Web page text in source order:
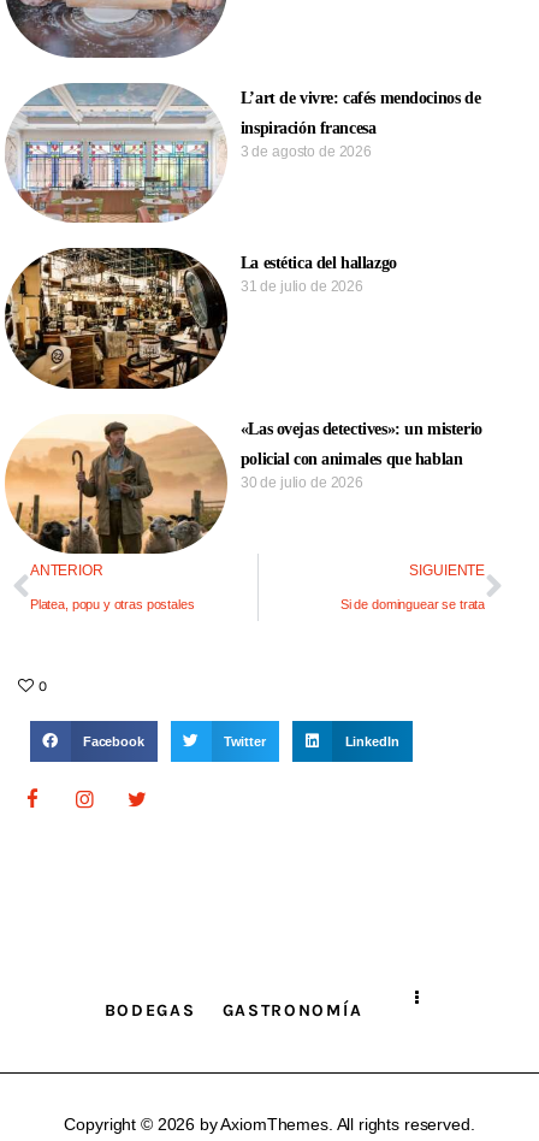
L’art de vivre: cafés mendocinos de
inspiración francesa
3 de agosto de 2026
La estética del hallazgo
31 de julio de 2026
«Las ovejas detectives»: un misterio
policial con animales que hablan
30 de julio de 2026
ANTERIOR
Platea, popu y otras postales
SIGUIENTE
Si de dominguear se trata
0
Facebook Twitter LinkedIn
BODEGAS GASTRONOMÍA
Copyright © 2026 by AxiomThemes. All rights reserved.